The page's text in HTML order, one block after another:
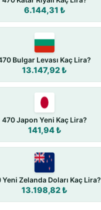
6.144,31 ₺
Bulgar Levası Kaç Lira?
13.147,92 ₺
470 Japon Yeni Kaç Lira?
141,94 ₺
Yeni Zelanda Doları Kaç Lira?
13.198,82 ₺